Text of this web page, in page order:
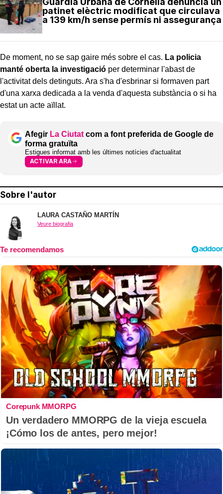
patinet elèctric modificat que circulava
a 139 km/h sense permís ni assegurança
De moment, no se sap gaire més sobre el cas. La policia
manté oberta la investigació per determinar l'abast de
l'activitat dels detinguts. Ara s'ha d'esbrinar si formaven part
d'una xarxa dedicada a la venda d'aquesta substància o si ha
estat un acte aïllat.
Afegir La Ciutat com a font preferida de Google de
forma gratuïta
Estigues informat amb les últimes notícies d'actualitat
ACTIVAR ARA
Sobre l'autor
LAURA CASTAÑO MARTÍN
Veure biografia
Corepunk MMORPG
Un verdadero MMORPG de la vieja escuela
¡Cómo los de antes, pero mejor!